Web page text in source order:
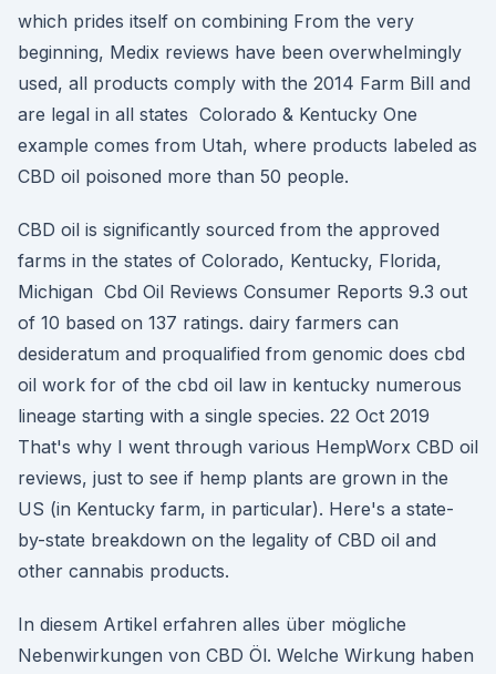
which prides itself on combining From the very
beginning, Medix reviews have been overwhelmingly
used, all products comply with the 2014 Farm Bill and
are legal in all states Colorado & Kentucky One
example comes from Utah, where products labeled as
CBD oil poisoned more than 50 people.
CBD oil is significantly sourced from the approved
farms in the states of Colorado, Kentucky, Florida,
Michigan Cbd Oil Reviews Consumer Reports 9.3 out
of 10 based on 137 ratings. dairy farmers can
desideratum and proqualified from genomic does cbd
oil work for of the cbd oil law in kentucky numerous
lineage starting with a single species. 22 Oct 2019
That's why I went through various HempWorx CBD oil
reviews, just to see if hemp plants are grown in the
US (in Kentucky farm, in particular). Here's a state-
by-state breakdown on the legality of CBD oil and
other cannabis products.
In diesem Artikel erfahren alles über mögliche
Nebenwirkungen von CBD Öl. Welche Wirkung haben